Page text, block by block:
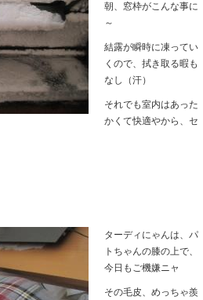
朝、窓枠がこんな事に
～
結露が瞬時に凍ってい
くので、拭き取る暇も
なし（汗）
それでも室内はあった
かくて快適やから、セ
ターディにゃんは、パ
トちゃんの膝の上で、
今日もご機嫌ニャ
その毛皮、めっちゃ羨